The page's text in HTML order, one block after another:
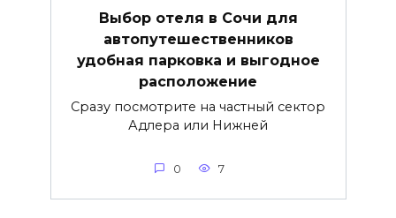
Выбор отеля в Сочи для
автопутешественников
удобная парковка и выгодное
расположение
Сразу посмотрите на частный сектор
Адлера или Нижней
0 7